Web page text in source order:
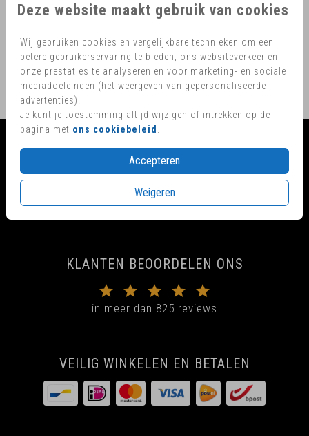
Deze website maakt gebruik van cookies
Wij gebruiken cookies en vergelijkbare technieken om een
betere gebruikerservaring te bieden, ons websiteverkeer en
onze prestaties te analyseren en voor marketing- en sociale
mediadoeleinden (het weergeven van gepersonaliseerde
advertenties).
Je kunt je toestemming altijd wijzigen of intrekken op de
pagina met ons cookiebeleid
Accepteren
Weigeren
OMSCHRIJVING
Prijs:€ 0,60 per 1
GELUK VERPAKT IN EEN KAARTJE
Voor 17:00 uur besteld, is vandaag nog in productie
KLANTEN BEOORDELEN ONS
in meer dan 825 reviews
VEILIG WINKELEN EN BETALEN